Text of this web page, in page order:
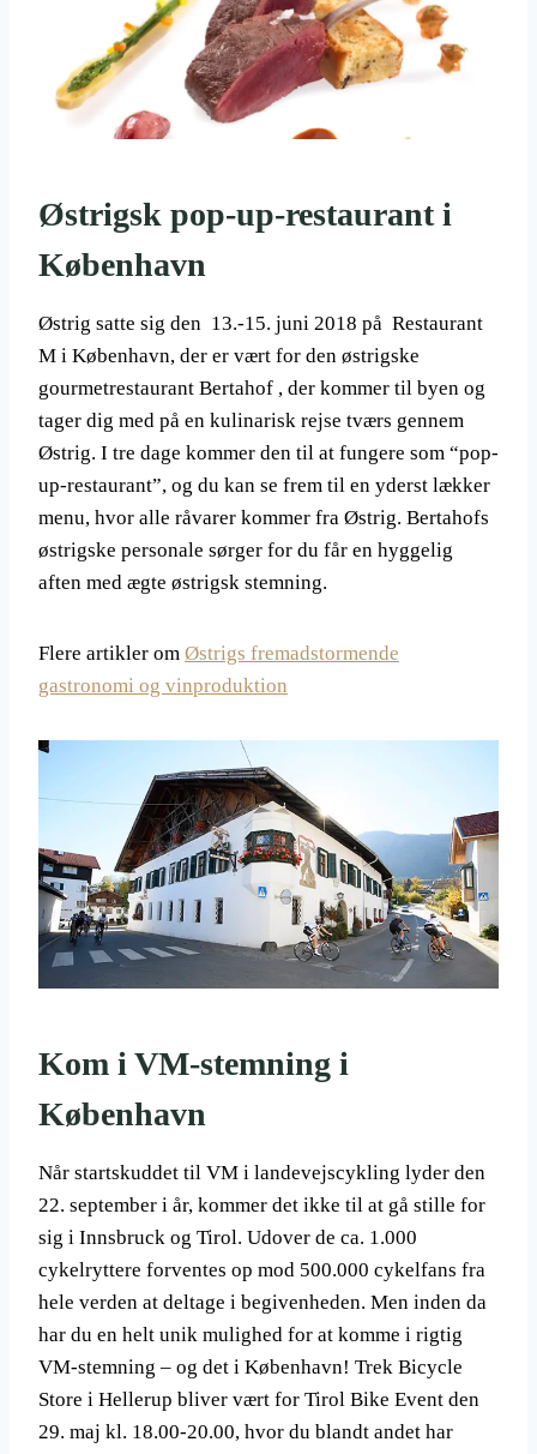
Østrigsk pop-up-restaurant i
København
Østrig satte sig den 13.-15. juni 2018 på Restaurant
M i København, der er vært for den østrigske
gourmetrestaurant Bertahof , der kommer til byen og
tager dig med på en kulinarisk rejse tværs gennem
Østrig. I tre dage kommer den til at fungere som “pop-
up-restaurant”, og du kan se frem til en yderst lækker
menu, hvor alle råvarer kommer fra Østrig. Bertahofs
østrigske personale sørger for du får en hyggelig
aften med ægte østrigsk stemning.
Flere artikler om Østrigs fremadstormende
gastronomi og vinproduktion
Kom i VM-stemning i
København
Når startskuddet til VM i landevejscykling lyder den
22. september i år, kommer det ikke til at gå stille for
sig i Innsbruck og Tirol. Udover de ca. 1.000
cykelryttere forventes op mod 500.000 cykelfans fra
hele verden at deltage i begivenheden. Men inden da
har du en helt unik mulighed for at komme i rigtig
VM-stemning – og det i København! Trek Bicycle
Store i Hellerup bliver vært for Tirol Bike Event den
29. maj kl. 18.00-20.00, hvor du blandt andet har